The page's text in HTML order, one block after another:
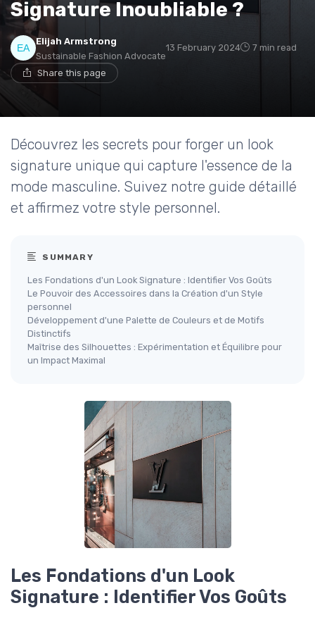
Signature Inoubliable ?
Elijah Armstrong
Sustainable Fashion Advocate
13 February 2024 7 min read
Share this page
Découvrez les secrets pour forger un look
signature unique qui capture l'essence de la
mode masculine. Suivez notre guide détaillé
et affirmez votre style personnel.
SUMMARY
Les Fondations d'un Look Signature : Identifier Vos Goûts
Le Pouvoir des Accessoires dans la Création d'un Style
personnel
Développement d'une Palette de Couleurs et de Motifs
Distinctifs
Maîtrise des Silhouettes : Expérimentation et Équilibre pour
un Impact Maximal
Les Fondations d'un Look
Signature : Identifier Vos Goûts